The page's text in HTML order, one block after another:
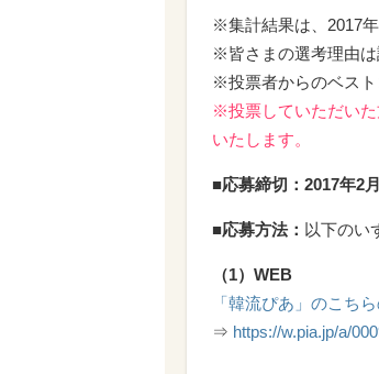
※集計結果は、2017
※皆さまの選考理由は
※投票者からのベスト
※投票していただいた
いたします。
■応募締切：2017年2
■応募方法： 以下のい
（1）WEB
「韓流ぴあ」のこち
⇒ https://w.pia.jp/a/